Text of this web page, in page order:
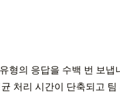
형의 응답을 수백 번 보
처리 시간이 단축되고